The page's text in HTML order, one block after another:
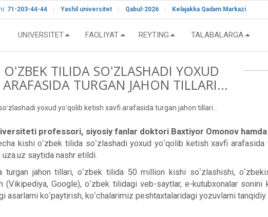
71-203-44-44 Yashil universitet Qabul-2026 Kelajakka Qadam Markazi
UNIVERSITET FAOLIYAT REYTING TALABALARGA
TILIDA SOʻZLASHADI YOXUD
TURGAN JAHON TILLARI...
yoxud yoʻqolib ketish xavfi arafasida turgan jahon tillari...
professori, siyosiy fanlar doktori Baxtiyor Omonov
kishi oʻzbek tilida soʻzlashadi yoxud yoʻqolib ketish xavfi
saytida nashr etildi.
turgan jahon tillari, oʻzbek tilida 50 million kishi soʻzlashishi,
(Vikipediya, Google), oʻzbek tilidagi veb-saytlar, e-kutubxonalar
asarlarni koʻpaytirish, koʻchalarimiz peshtaxtalaridagi yozuvlarni